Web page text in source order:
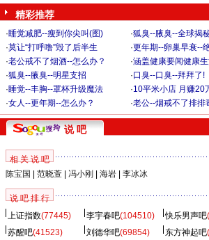
精彩推荐
·睡觉减肥--瘦到你尖叫(图) ·狐臭--腋臭--全球揭
·莫让“打呼噜”毁了后半生 ·更年期--卵巢早衰--
·老公戒不了烟酒--怎么办？ ·涵盖健康要闻健康
·狐臭--腋臭--明星支招 ·口臭--口臭--拜拜了!
·睡觉--丰胸--罩杯升级魔法 ·10平米小店 月赚20
·女人--更年期--怎么办？ ·老公--烟戒不了排排
说 吧
相 关 说 吧
陈宝国
范晓萱| 冯小刚 海岩| 李冰冰
说 吧 排 行
上证指数(77445) 李宇春吧(104510) 快乐男声吧
苏醒吧(41523) 刘德华吧(69854) 东方神起吧